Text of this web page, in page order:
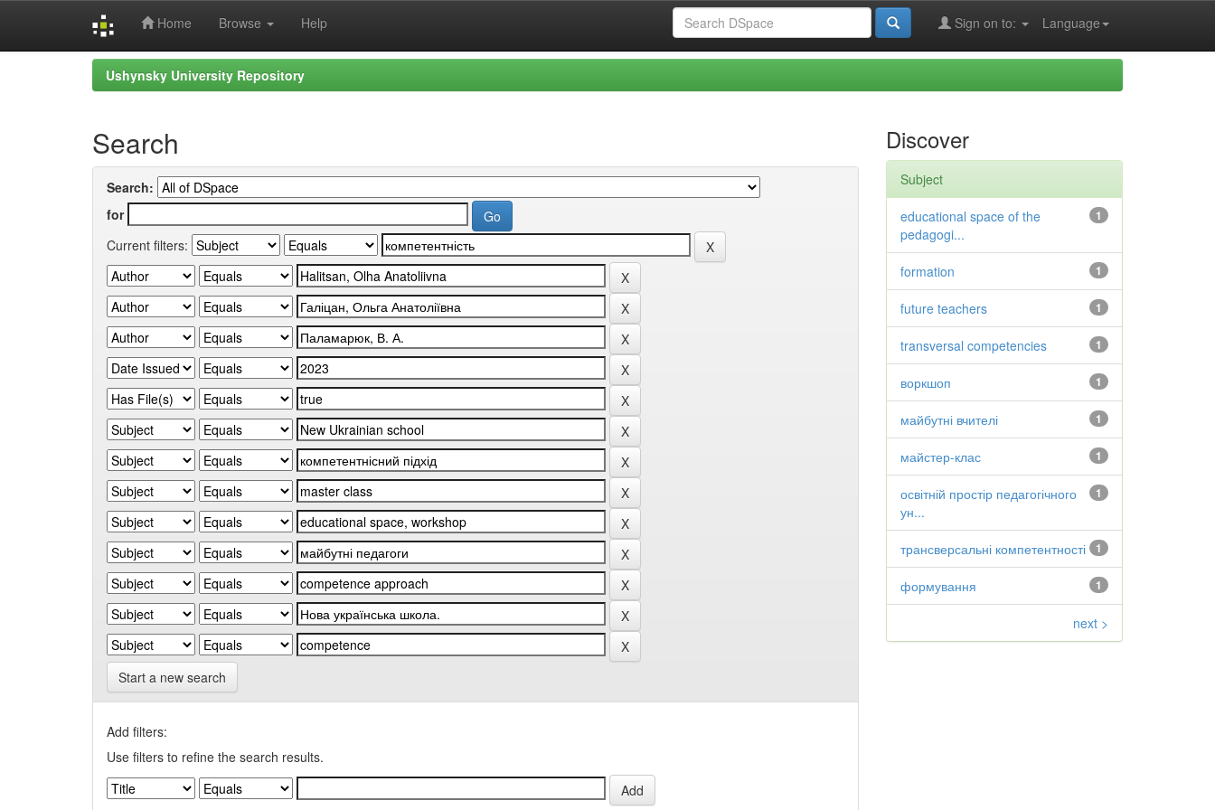
Home Browse Help Language
Sign on to:
Ushynsky University Repository
Search
Search:
for
Current filters:
Start a new search
Add filters:
Use filters to refine the search results.
Discover
Subject
1
educational space of the
pedagogi...
1
formation
1
future teachers
1
transversal competencies
1
воркшоп
1
майбутні вчителі
1
майстер-клас
1
освітній простір педагогічного
ун...
1
трансверсальні компетентності
1
формування
next >